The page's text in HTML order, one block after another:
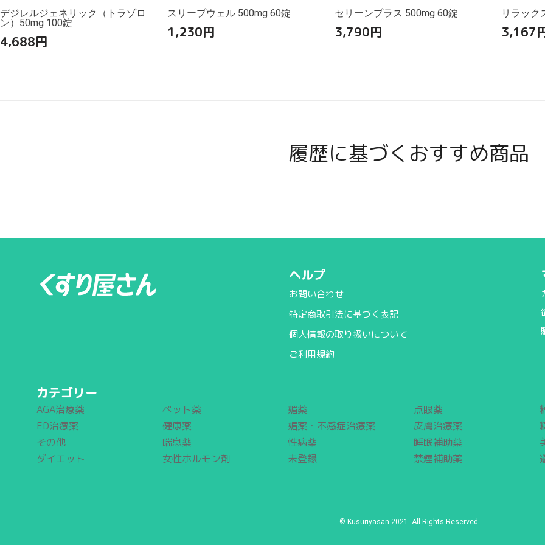
デジレルジェネリック（トラゾロ
ン）50mg 100錠
4,688円
スリープウェル 500mg 60錠
1,230円
セリーンプラス 500mg 60錠
3,790円
リラック
3,167
履歴に基づくおすすめ商品
ヘルプ
お問い合わせ
特定商取引法に基づく表記
個人情報の取り扱いについて
ご利用規約
カテゴリー
AGA治療薬
ED治療薬
その他
ダイエット
ペット薬
健康薬
喘息薬
女性ホルモン剤
媚薬
媚薬・不感症治療薬
性病薬
未登録
点眼薬
皮膚治療薬
睡眠補助薬
禁煙補助薬
© Kusuriyasan 2021. All Rights Reserved